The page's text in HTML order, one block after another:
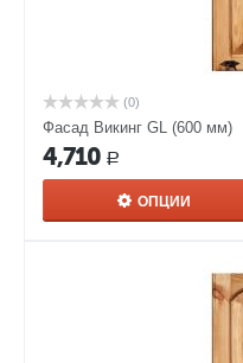
(0)
Фасад Викинг GL (600 мм)
4,710 Р
ОПЦИИ